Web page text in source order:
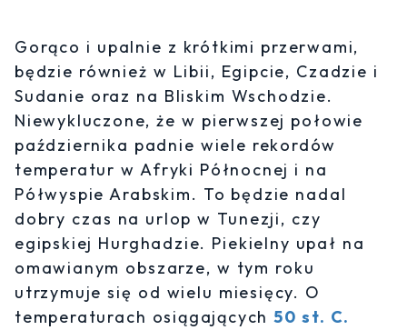
Gorąco i upalnie z krótkimi przerwami,
będzie również w Libii, Egipcie, Czadzie i
Sudanie oraz na Bliskim Wschodzie.
Niewykluczone, że w pierwszej połowie
października padnie wiele rekordów
temperatur w Afryki Północnej i na
Półwyspie Arabskim. To będzie nadal
dobry czas na urlop w Tunezji, czy
egipskiej Hurghadzie. Piekielny upał na
omawianym obszarze, w tym roku
utrzymuje się od wielu miesięcy. O
temperaturach osiągających50 st. C.